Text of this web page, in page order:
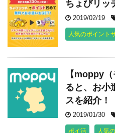
ちょびリッ
2019/02/19
人気のポイント
【moppy
ると、お小
スを紹介！
2019/01/30
ポイ活 人気